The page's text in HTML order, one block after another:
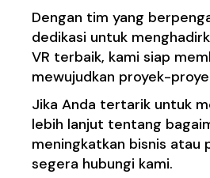
Dengan tim yang
dedikasi untuk
VR terbaik, kami siap
mewujudkan proyek-
Jika Anda tertarik untuk
lebih lanjut tentang
meningkatkan bisnis atau
segera hubungi kami.